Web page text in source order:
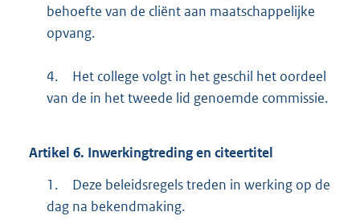
behoefte van de cliënt aan maatschappelijke
opvang.
4.
Het college volgt in het geschil het oordeel
van de in het tweede lid genoemde commissie.
Artikel 6. Inwerkingtreding en citeertitel
1.
Deze beleidsregels treden in werking op de
dag na bekendmaking.